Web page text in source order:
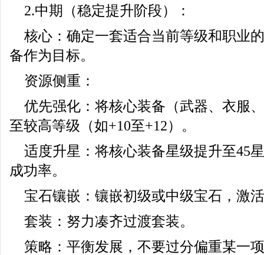
2.中期（稳定提升阶段）：
核心：确定一套适合当前等级和职业
备作为目标。
资源侧重：
优先强化：将核心装备（武器、衣服
至较高等级（如+10至+12）。
适度升星：将核心装备星级提升至45
成功率。
宝石镶嵌：镶嵌初级或中级宝石，激
套装：努力凑齐过渡套装。
策略：平衡发展，不要过分偏重某一